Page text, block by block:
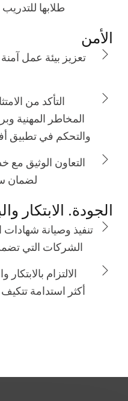
طلابها
الأمن
تعزيز بيئة عمل
التأكد من
المخاطر المهنية
والتحكم في تطبيق
التعاون الوثيق مع
لضمان
الجودة. الابتكار
تنفيذ وصيانة شهادات
الشركات التي
الالتزام
أكثر استدامة